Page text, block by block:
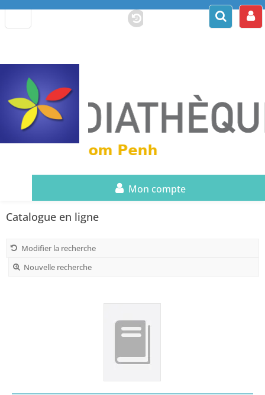
Mon compte
Catalogue en ligne
Modifier la recherche
Nouvelle recherche